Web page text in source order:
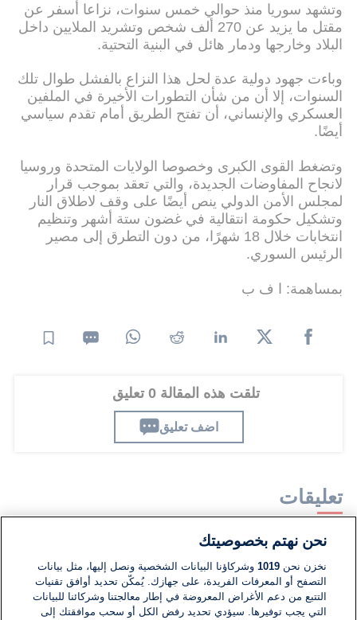
وتشهد سوريا منذ حوالي خمس سنوات، نزاعا أسفر عن
مقتل ما يزيد عن 270 ألف شخص وتشريد الملايين داخل
البلاد وخارجها ودمار هائل في البنية التحتية.
وباءت جهود دولية عدة لحل هذا النزاع بالفشل طوال تلك
السنوات، إلا أن من شأن التطورات الأخيرة في الملفين
العسكري والإنساني، أن تفتح الطريق أمام تقدم سياسي
أيضًا.
وتضغط القوى الكبرى وخصوصا الولايات المتحدة وروسيا
لانجاح المفاوضات الجديدة، والتي تعقد بموجب قرار
لمجلس الأمن الدولي ينص أيضًا على وقف لاطلاق النار
وتشكيل حكومة انتقالية في غضون ستة أشهر وتنظيم
انتخابات خلال 18 شهرًا، من دون التطرق إلى مصير
الرئيس السوري.
بمساهمة: ا ف ب
تلقت هذه المقالة 0 تعليق
اضف تعليق
تعليقات
لا توجد تعليقات مكتوبة حتى الآن. كن الأول!
اكتب تعليقًا جديدًا ...
نحن نهتم بخصوصيتك
نخزن نحن1019 وشركاؤنا البيانات الشخصية ونصل إليها، مثل بيانات
التصفح أو المعرفات الفريدة، على جهازك. يُمكّن تحديد أوافق تقنيات
التتبع من دعم الأغراض المعروضة في إطار معالجتنا وشركائنا للبيانات
التي يجب توفيرها. سيؤدي تحديد رفض الكل أو سحب موافقتك إلى